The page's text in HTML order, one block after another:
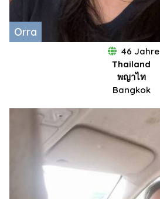
Orra
46 Jahre
Thailand
พญาไท
Bangkok